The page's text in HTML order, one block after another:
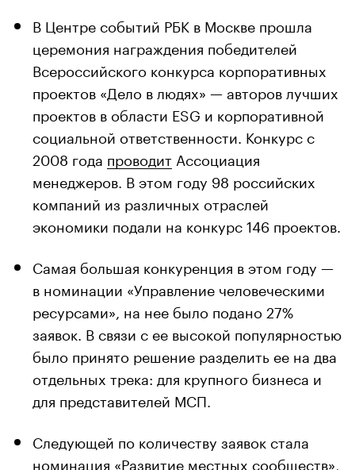
В Центре событий РБК в Москве прошла
церемония награждения победителей
Всероссийского конкурса корпоративных
проектов «Дело в людях» — авторов лучших
проектов в области ESG и корпоративной
социальной ответственности. Конкурс с
2008 года проводит Ассоциация
менеджеров. В этом году 98 российских
компаний из различных отраслей
экономики подали на конкурс 146 проектов.
Самая большая конкуренция в этом году —
в номинации «Управление человеческими
ресурсами», на нее было подано 27%
заявок. В связи с ее высокой популярностью
было принято решение разделить ее на два
отдельных трека: для крупного бизнеса и
для представителей МСП.
Следующей по количеству заявок стала
номинация «Развитие местных сообществ»,